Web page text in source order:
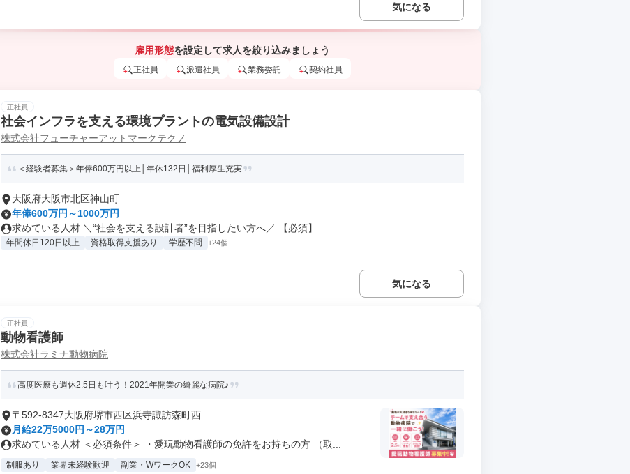
気になる
雇用形態を設定して求人を絞り込みましょう
正社員 派遣社員 業務委託 契約社員
正社員
社会インフラを支える環境プラントの電気設備設計
株式会社フューチャーアットマークテクノ
＜経験者募集＞年俸600万円以上│年休132日│福利厚生充実
大阪府大阪市北区神山町
年俸600万円～1000万円
求めている人材 ＼“社会を支える設計者”を目指したい方へ／ 【必須】...
年間休日120日以上 資格取得支援あり 学歴不問 +24個
気になる
正社員
動物看護師
株式会社ラミナ動物病院
高度医療も週休2.5日も叶う！2021年開業の綺麗な病院♪
〒592-8347大阪府堺市西区浜寺諏訪森町西
月給22万5000円～28万円
求めている人材 ＜必須条件＞ ・愛玩動物看護師の免許をお持ちの方 （取...
制服あり 業界未経験歓迎 副業・WワークOK +23個